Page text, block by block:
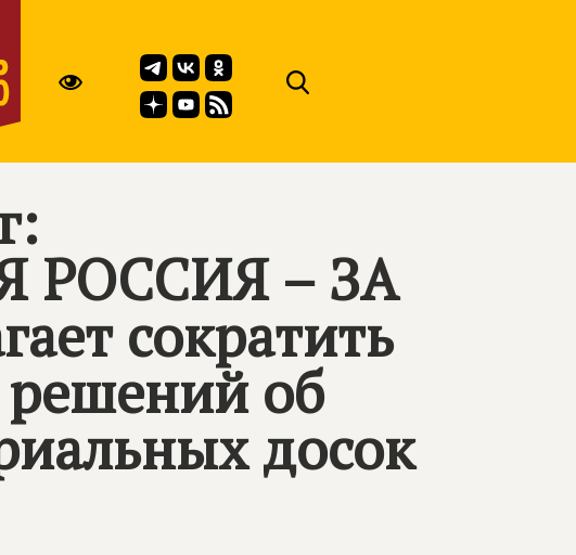
РОССИЯ – ЗА
сократить
об
досок